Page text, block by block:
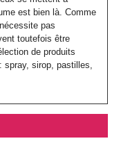
Vous n'êtes pas encore
inscrit ?
> S'inscrire
MON PANIER
est bien là. Comme
pas
toutefois être
de produits
spray, sirop, pastilles,